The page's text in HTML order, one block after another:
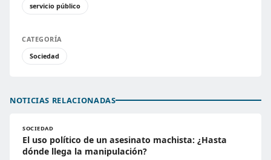
servicio público
CATEGORÍA
Sociedad
NOTICIAS RELACIONADAS
SOCIEDAD
El uso político de un asesinato machista: ¿Hasta
dónde llega la manipulación?